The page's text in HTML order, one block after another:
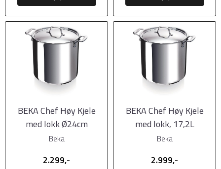
BEKA Chef Høy Kjele
med lokk Ø24cm
Beka
2.299,-
BEKA Chef Høy Kjele
med lokk, 17,2L
Beka
2.999,-